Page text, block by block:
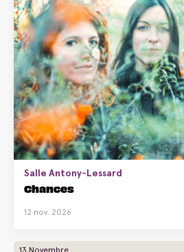
Salle Antony-Lessard
Chances
12 nov. 2026
13 Novembre